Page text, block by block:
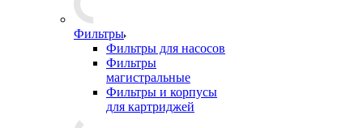
Фильтры
Фильтры для насосов
Фильтры
магистральные
Фильтры и корпусы
для картриджей